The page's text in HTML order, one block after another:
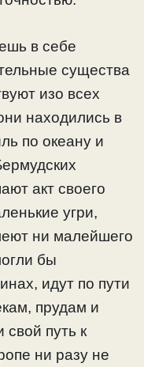
в себе
существа
изо всех
находились в
по океану и
акт своего
угри,
ни малейшего
бы
идут по пути
прудам и
путь к
ни разу не